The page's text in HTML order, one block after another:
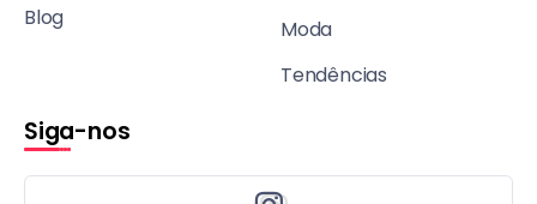
Blog
Moda
Tendências
Siga-nos